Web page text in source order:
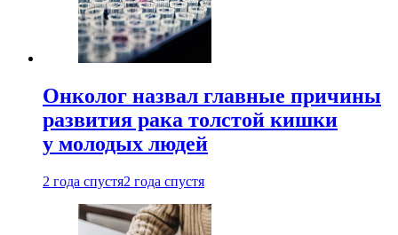
Онколог назвал главные причины
развития рака толстой кишки
у молодых людей
2 года спустя2 года спустя